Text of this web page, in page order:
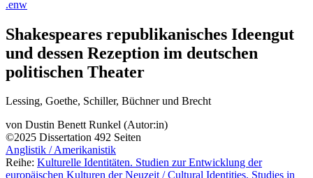
.enw
Shakespeares republikanisches Ideengut
und dessen Rezeption im deutschen
politischen Theater
Lessing, Goethe, Schiller, Büchner und Brecht
von Dustin Benett Runkel (Autor:in)
©2025 Dissertation 492 Seiten
Anglistik / Amerikanistik
Reihe: Kulturelle Identitäten. Studien zur Entwicklung der
europäischen Kulturen der Neuzeit / Cultural Identities. Studies in